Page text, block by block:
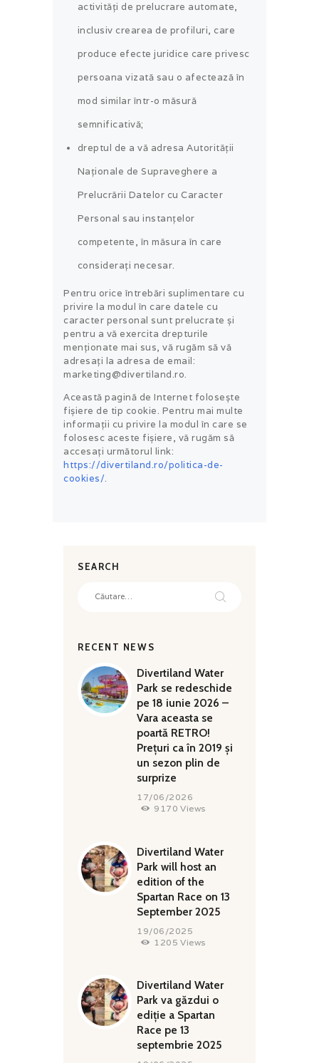
activități de prelucrare automate,
inclusiv crearea de profiluri, care
produce efecte juridice care privesc
persoana vizată sau o afectează în
mod similar într-o măsură
semnificativă;
dreptul de a vă adresa Autorităţii
Naţionale de Supraveghere a
Prelucrării Datelor cu Caracter
Personal sau instanțelor
competente, în măsura în care
considerați necesar.
Pentru orice întrebări suplimentare cu
privire la modul în care datele cu
caracter personal sunt prelucrate și
pentru a vă exercita drepturile
menționate mai sus, vă rugăm să vă
adresați la adresa de email:
marketing@divertiland.ro.
Această pagină de Internet folosește
fișiere de tip cookie. Pentru mai multe
informații cu privire la modul în care se
folosesc aceste fișiere, vă rugăm să
accesați următorul link:
https://divertiland.ro/politica-de-
cookies/.
SEARCH
după:
RECENT NEWS
Divertiland Water
Park se redeschide
pe 18 iunie 2026 –
Vara aceasta se
poartă RETRO!
Prețuri ca în 2019 și
un sezon plin de
surprize
17/06/2026
9170 Views
Divertiland Water
Park will host an
edition of the
Spartan Race on 13
September 2025
19/06/2025
1205 Views
Divertiland Water
Park va găzdui o
ediție a Spartan
Race pe 13
septembrie 2025